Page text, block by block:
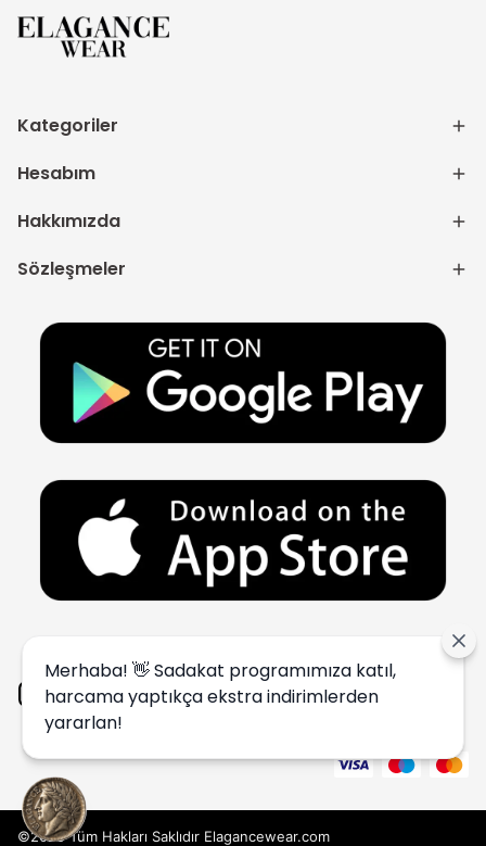
Kategoriler
Hesabım
Hakkımızda
Sözleşmeler
©2020 Tüm Hakları Saklıdır Elagancewear.com
Merhaba! 👋 Sadakat programımıza katıl,
harcama yaptıkça ekstra indirimlerden
yararlan!